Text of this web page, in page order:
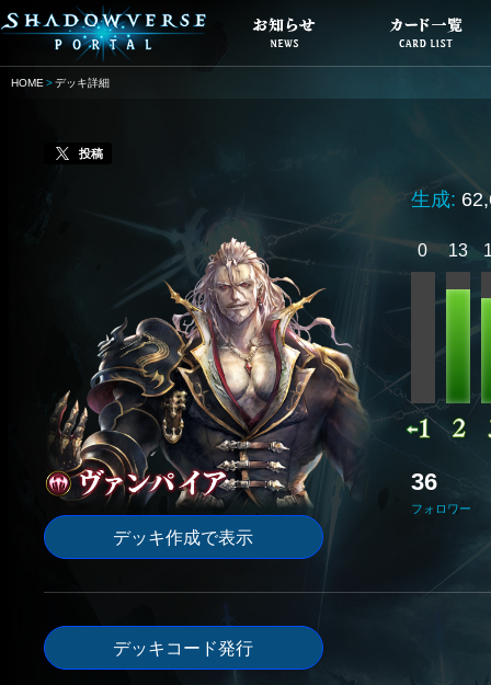
HOME デッキ詳細
投稿
デッキ作成で表示
生成:
0 13
36
フォロワー
デッキコード発行